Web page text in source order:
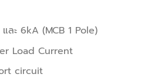
ละ 6kA (MCB 1 Pole)
Load Current
circuit